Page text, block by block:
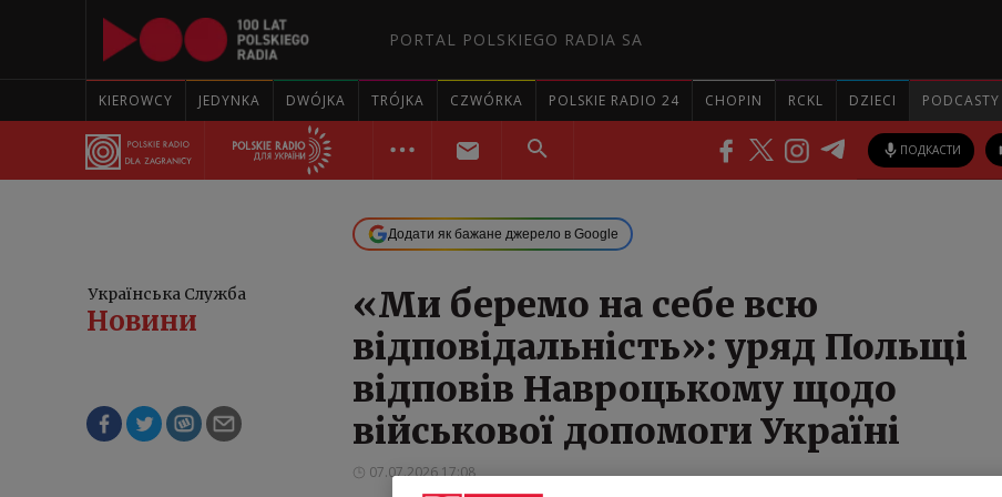
PORTAL POLSKIEGO RADIA SA
KIEROWCY JEDYNKA DWÓJKA TRÓJKA CZWÓRKA POLSKIE RADIO 24 CHOPIN RCKL DZIECI PODCASTY
ПОДКАСТИ
Додати як бажане джерело в Google
Українська Служба
Нoвини
«Ми беремо на себе всю
відповідальність»: уряд Польщі
відповів Навроцькому щодо
військової допомоги Україні
07.07.2026 17:08